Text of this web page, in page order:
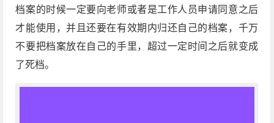
档案的时候一定要向老师或者是工作人员申请同意之后
才能使用，并且还要在有效期内归还自己的档案，千万
不要把档案放在自己的手里，超过一定时间之后就变成
了死档。